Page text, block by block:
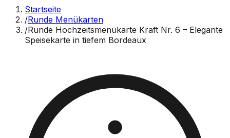
Startseite
/Runde Menükarten
/Runde Hochzeitsmenükarte Kraft Nr. 6 – Elegante
Speisekarte in tiefem Bordeaux